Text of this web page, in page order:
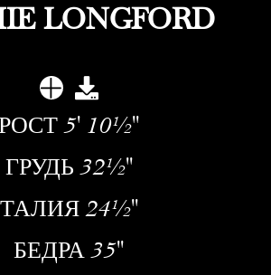
LONGFORD
5' 10½''
ГРУДЬ 32½''
ТАЛИЯ 24½''
БЕДРА 35''